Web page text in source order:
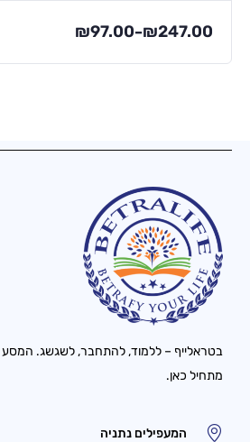
₪97.00–₪247.00
בטראלייף – ללמוד, להתחבר, לשגשג. המסע
מתחיל כאן.
המעפילים נתניה